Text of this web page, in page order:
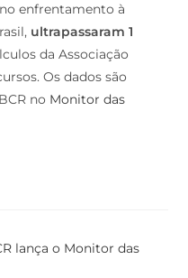
enfrentamento à
ultrapassaram 1
da Associação
Os dados são
no Monitor das